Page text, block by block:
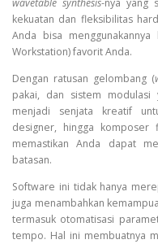
kekuatan dan fleksibilitas
Anda bisa
Workstation) favorit Anda.
Dengan ratusan gelombang (
pakai, dan sistem modulasi
menjadi senjata kreatif
designer, hingga
memastikan Anda dapat
batasan.
Software ini tidak hanya
juga menambahkan
termasuk otomatisasi
tempo. Hal ini membuatnya